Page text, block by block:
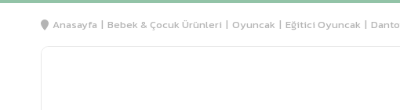
Anasayfa Bebek & Çocuk Ürünleri Oyuncak Eğitici Oyuncak